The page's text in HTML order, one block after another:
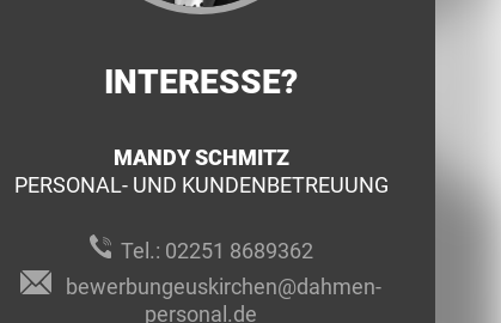
INTERESSE?
MANDY SCHMITZ
PERSONAL- UND KUNDENBETREUUNG
Tel.: 02251 8689362
bewerbungeuskirchen@dahmen-
personal.de